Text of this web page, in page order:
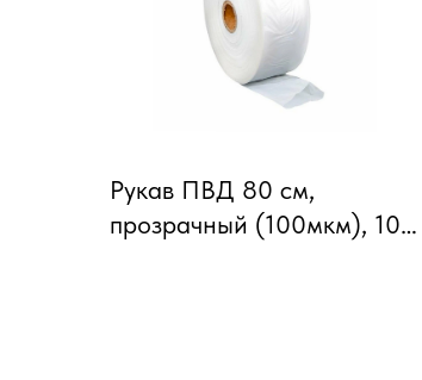
Рукав ПВД 80 см,
прозрачный (100мкм), 10